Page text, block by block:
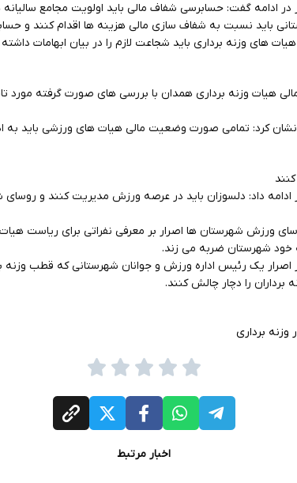
ادامه گفت: حسابرسی شفاف مالی باید اولویت مجامع
باید نسبت به شفاف سازی مالی هزینه ها اقدام کنند و
های وزنه برداری باید شجاعت لازم را در بیان ابهامات
هیات وزنه برداری همدان با بررسی های صورت گرفته
کرد: تمامی صورت وضعیت مالی هیات های ورزشی باید به
داد: دلسوزان باید در عرصه ورزش مدیریت کنند و روسای
ورزش شهرستان ها اصرار بر معرفی نفراتی برای ریاست
خود شهرستان ضربه می زند.
یک رئیس اداره ورزش و جوانان شهرستانی که قطب وزنه
برداران را دچار چالش کنند.
وزنه برداری
اخبار مرتبط